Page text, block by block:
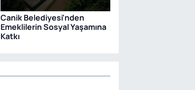
Canik Belediyesi'nden
Emeklilerin Sosyal Yaşamına
Katkı